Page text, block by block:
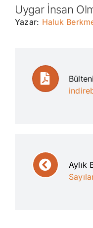
Uygar İnsan
Yazar: Haluk
Aylık